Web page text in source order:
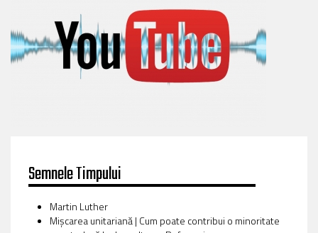
Semnele Timpului
Martin Luther
Mișcarea unitariană | Cum poate contribui o minoritate